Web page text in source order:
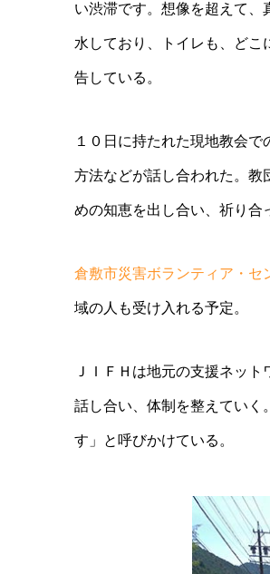
い渋滞です。想像を超えて
水しており、トイレも、どこ
告している。
１０日に持たれた現地教会
方法などが話し合われた。教
めの知恵を出し合い、祈り合
倉敷市災害ボランティア・セ
域の人も受け入れる予定。
ＪＩＦＨは地元の支援ネッ
話し合い、体制を整えていく
す」と呼びかけている。